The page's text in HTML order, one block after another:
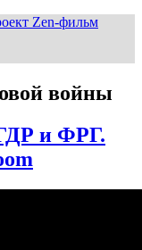
Zen-фильм
войны
и ФРГ.